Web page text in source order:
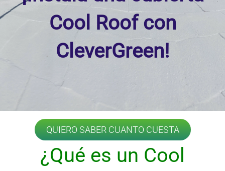
Cool Roof con
CleverGreen!
QUIERO SABER CUANTO CUESTA
¿Qué es un Cool